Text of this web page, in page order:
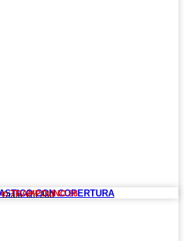
CON COPERTURA
Diam. cm 250
TRAMPOLINO 86